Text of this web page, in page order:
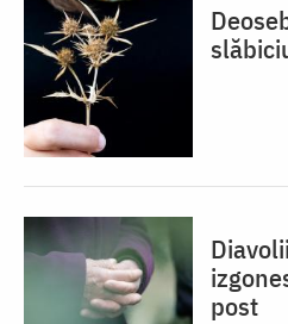
post